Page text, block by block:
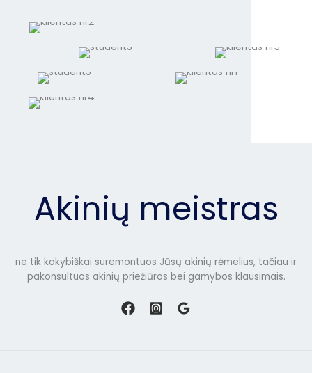
Akinių meistras
ne tik kokybiškai suremontuos Jūsų akinių rėmelius, tačiau ir
pakonsultuos akinių priežiūros bei gamybos klausimais.